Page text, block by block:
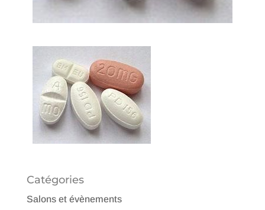
Catégories
Salons et évènements